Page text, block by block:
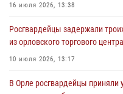
предоставлении госуслуг
03 августа 2026, 14:30
16 июля 2026, 13:38
Росгвардейцы задержали
из орловского торгового центра
10 июля 2026, 13:17
В Орле росгвардейцы приняли